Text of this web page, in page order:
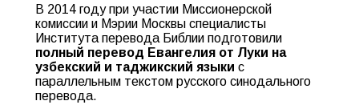
В 2014 году при участии Миссионерской
комиссии и Мэрии Москвы специалисты
Института перевода Библии подготовили
полный перевод Евангелия от Луки на
узбекский и таджикский языки с
параллельным текстом русского синодального
перевода.